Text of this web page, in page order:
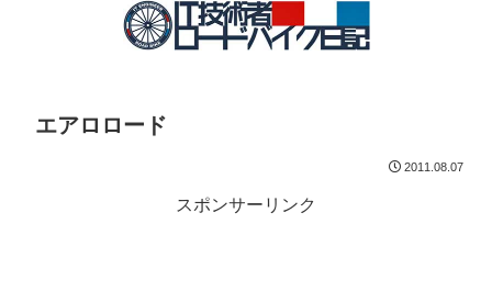
エアロロード
2011.08.07
スポンサーリンク